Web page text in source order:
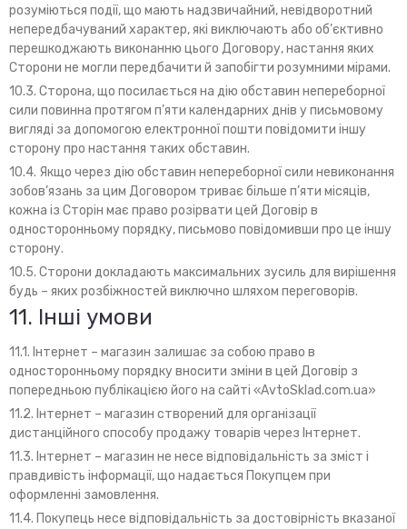
розуміються події, що мають надзвичайний, невідворотний
непередбачуваний характер, які виключають або об’єктивно
перешкоджають виконанню цього Договору, настання яких
Сторони не могли передбачити й запобігти розумними мірами.
10.3. Сторона, що посилається на дію обставин непереборної
сили повинна протягом п’яти календарних днів у письмовому
вигляді за допомогою електронної пошти повідомити іншу
сторону про настання таких обставин.
10.4. Якщо через дію обставин непереборної сили невиконання
зобов’язань за цим Договором триває більше п’яти місяців,
кожна із Сторін має право розірвати цей Договір в
односторонньому порядку, письмово повідомивши про це іншу
сторону.
10.5. Сторони докладають максимальних зусиль для вирішення
будь – яких розбіжностей виключно шляхом переговорів.
11. Інші умови
11.1. Інтернет – магазин залишає за собою право в
односторонньому порядку вносити зміни в цей Договір з
попередньою публікацією його на сайті «AvtoSklad.com.ua»
11.2. Інтернет – магазин створений для організації
дистанційного способу продажу товарів через Інтернет.
11.3. Інтернет – магазин не несе відповідальність за зміст і
правдивість інформації, що надається Покупцем при
оформленні замовлення.
11.4. Покупець несе відповідальність за достовірність вказаної